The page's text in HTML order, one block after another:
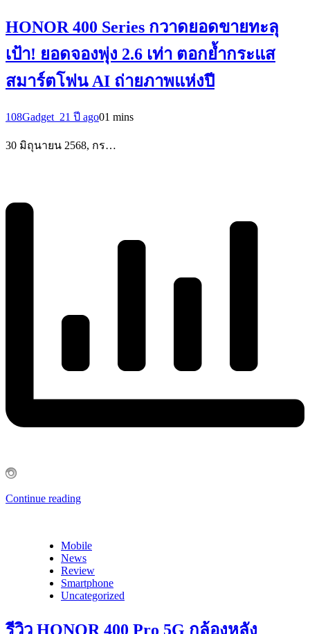
HONOR 400 Series กวาดยอดขายทะลุ
เป้า! ยอดจองพุ่ง 2.6 เท่า ตอกย้ำกระแส
สมาร์ตโฟน AI ถ่ายภาพแห่งปี
108Gadget_21 ปี ago01 mins
30 มิถุนายน 2568, กร…
Continue reading
Mobile
News
Review
Smartphone
Uncategorized
รีวิว HONOR 400 Pro 5G กล้องหลัง